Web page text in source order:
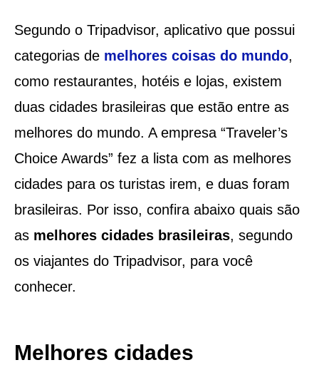
Segundo o Tripadvisor, aplicativo que possui
categorias de melhores coisas do mundo,
como restaurantes, hotéis e lojas, existem
duas cidades brasileiras que estão entre as
melhores do mundo. A empresa “Traveler’s
Choice Awards” fez a lista com as melhores
cidades para os turistas irem, e duas foram
brasileiras. Por isso, confira abaixo quais são
as melhores cidades brasileiras, segundo
os viajantes do Tripadvisor, para você
conhecer.
Melhores cidades